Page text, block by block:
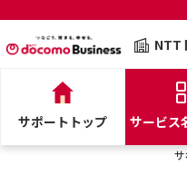
NTT
サポートトップ サービス